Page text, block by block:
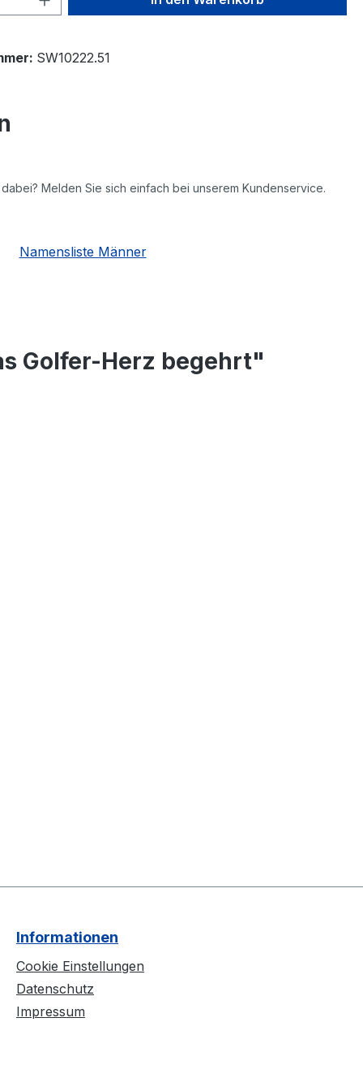
SW10222.51
Melden Sie sich einfach bei unserem Kundenservice.
Namensliste Männer
Golfer-Herz begehrt"
Informationen
Cookie Einstellungen
Datenschutz
Impressum